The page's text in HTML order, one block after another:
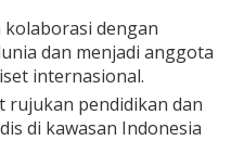
dengan
dan menjadi anggota
internasional.
rujukan pendidikan dan
di kawasan Indonesia